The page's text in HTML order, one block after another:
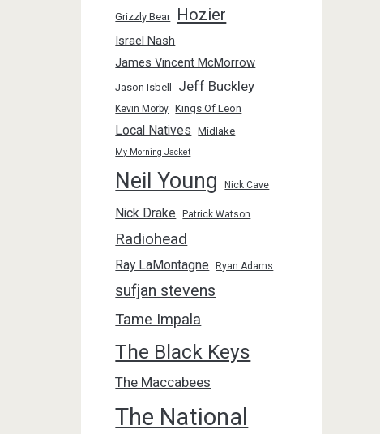
Grizzly Bear Hozier
Israel Nash
James Vincent McMorrow
Jason Isbell Jeff Buckley
Kevin Morby Kings Of Leon
Local Natives Midlake
My Morning Jacket
Neil Young Nick Cave
Nick Drake Patrick Watson
Radiohead
Ray LaMontagne Ryan Adams
sufjan stevens
Tame Impala
The Black Keys
The Maccabees
The National